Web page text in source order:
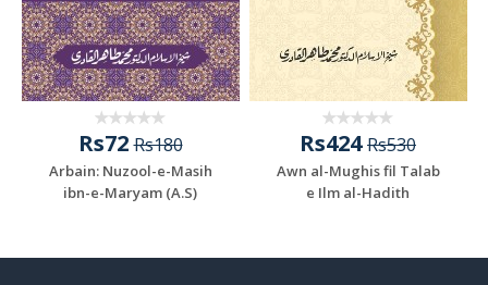
Rs72Rs180
Arbain: Nuzool-e-Masih
ibn-e-Maryam (A.S)
Rs424Rs530
Awn al-Mughis fil Talab
e Ilm al-Hadith